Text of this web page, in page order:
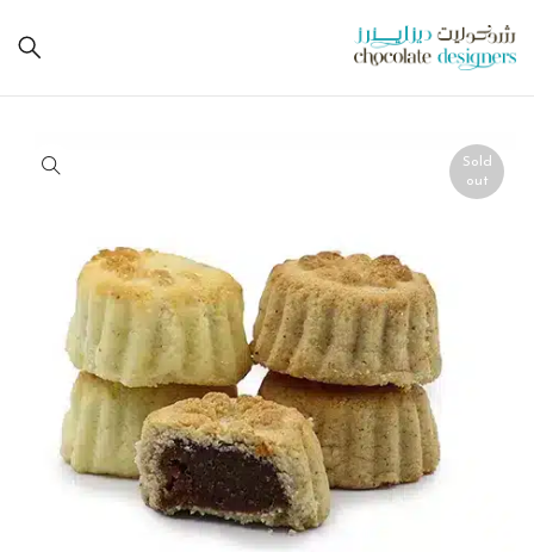
Sold
out